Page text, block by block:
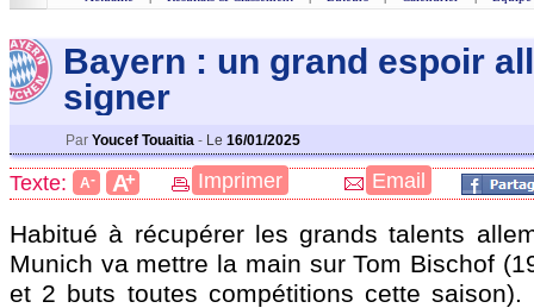
Bayern : un grand espoir
signer
Par Youcef Touaitia - Le 16/01/2025
Texte: A- A+ Imprimer Email
Habitué à récupérer les grands talents
Munich va mettre la main sur Tom Bischof
et 2 buts toutes compétitions cette saison).